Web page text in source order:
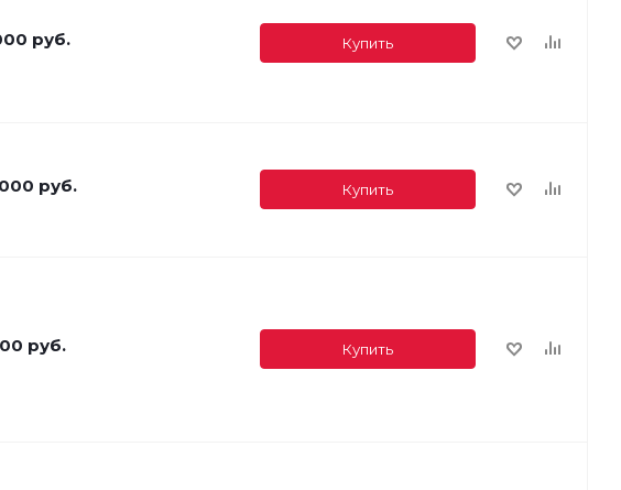
руб. Купить
руб. Купить
руб. Купить